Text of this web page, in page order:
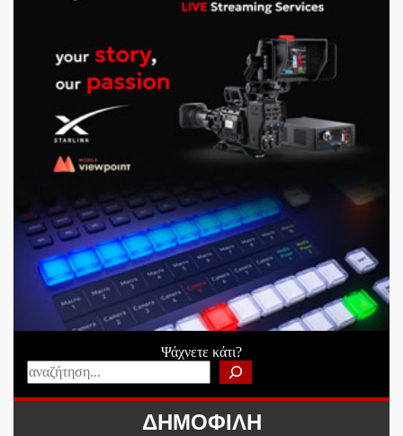
Ψάχνετε κάτι?
ΔΗΜΟΦΙΛΗ